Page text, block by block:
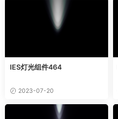
IES灯光组件464
2023-07-20